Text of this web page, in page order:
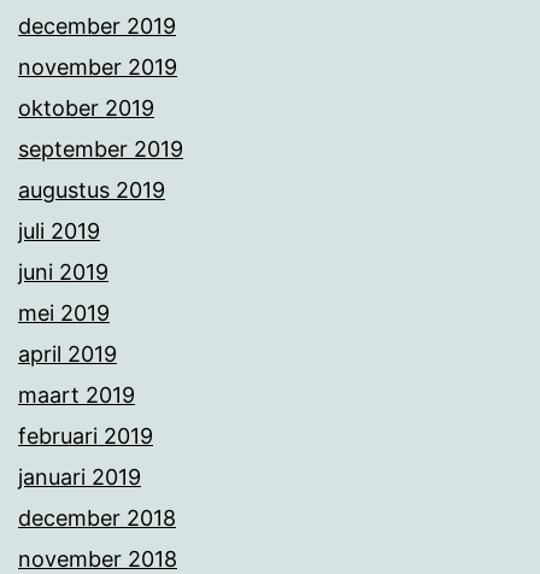
december 2019
november 2019
oktober 2019
september 2019
augustus 2019
juli 2019
juni 2019
mei 2019
april 2019
maart 2019
februari 2019
januari 2019
december 2018
november 2018